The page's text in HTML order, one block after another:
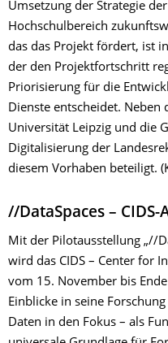
Umsetzung der Strategie
Hochschulbereich
das das Projekt fördert, ist
der den Projektfortschritt
Priorisierung für die
Dienste entscheidet. Neben
Universität Leipzig und die
Digitalisierung der
diesem Vorhaben beteiligt.
//DataSpaces –
Mit der Pilotausstellung „//
wird das CIDS – Center for
vom 15. November bis
Einblicke in seine
Daten in den Fokus – als